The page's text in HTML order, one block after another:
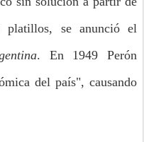
platillos, se anunció el
. En 1949 Perón
del país", causando